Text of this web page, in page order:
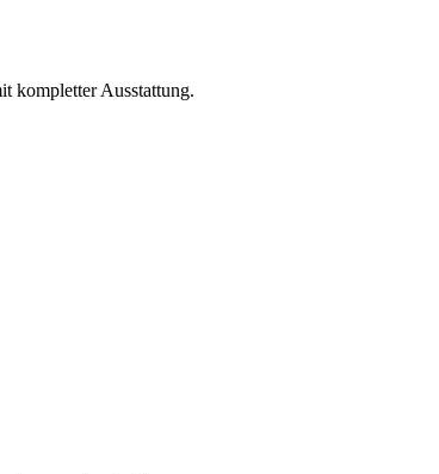
kompletter Ausstattung.